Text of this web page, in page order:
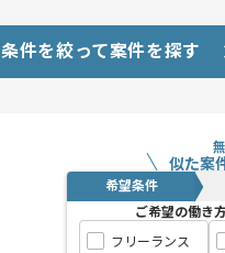
条件を絞って案件を探す
似た案
希望条件
ご希望の働き
フリーランス